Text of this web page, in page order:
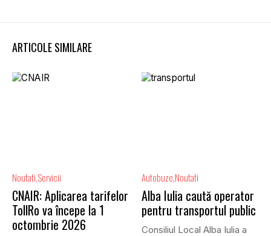
ARTICOLE SIMILARE
Noutati Servicii
CNAIR: Aplicarea tarifelor
TollRo va începe la 1
octombrie 2026
Autobuze Noutati
Alba Iulia caută operator
pentru transportul public
Consiliul Local Alba Iulia a